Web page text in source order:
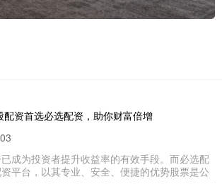
配资首选必选配资，助你财富倍增
成为投资者提升收益率的有效手段。而必选配
平台，以其专业、安全、便捷的优势股票是公